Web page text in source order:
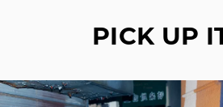
PICK UP